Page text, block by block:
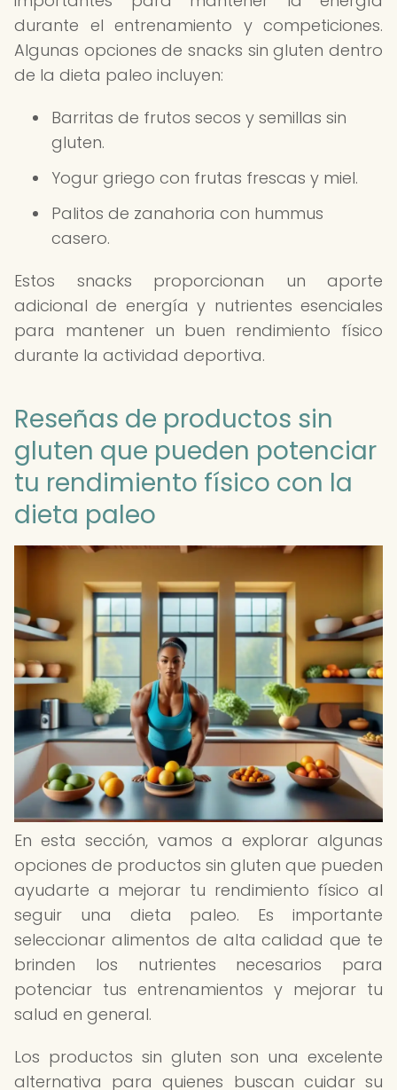
durante el entrenamiento y competiciones.
Algunas opciones de snacks sin gluten dentro
de la dieta paleo incluyen:
Barritas de frutos secos y semillas sin
gluten.
Yogur griego con frutas frescas y miel.
Palitos de zanahoria con hummus
casero.
Estos snacks proporcionan un aporte
adicional de energía y nutrientes esenciales
para mantener un buen rendimiento físico
durante la actividad deportiva.
Reseñas de productos sin
gluten que pueden potenciar
tu rendimiento físico con la
dieta paleo
En esta sección, vamos a explorar algunas
opciones de productos sin gluten que pueden
ayudarte a mejorar tu rendimiento físico al
seguir una dieta paleo. Es importante
seleccionar alimentos de alta calidad que te
brinden los nutrientes necesarios para
potenciar tus entrenamientos y mejorar tu
salud en general.
Los productos sin gluten son una excelente
alternativa para quienes buscan cuidar su